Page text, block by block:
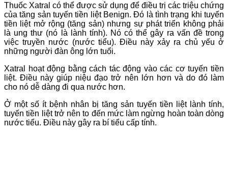
Thuốc Xatral có thể được sử dụng để điều trị các triệu chứng
của tăng sản tuyến tiền liệt Benign. Đó là tình trạng khi tuyến
tiền liệt mở rộng (tăng sản) nhưng sự phát triển không phải
là ung thư (nó là lành tính). Nó có thể gây ra vấn đề trong
việc truyền nước (nước tiểu). Điều này xảy ra chủ yếu ở
những người đàn ông lớn tuổi.
Xatral hoạt động bằng cách tác động vào các cơ tuyến tiền
liệt. Điều này giúp niệu đạo trở nên lớn hơn và do đó làm
cho nó dễ dàng đi qua nước hơn.
Ở một số ít bệnh nhân bị tăng sản tuyến tiền liệt lành tính,
tuyến tiền liệt trở nên to đến mức làm ngừng hoàn toàn dòng
nước tiểu. Điều này gây ra bí tiểu cấp tính.